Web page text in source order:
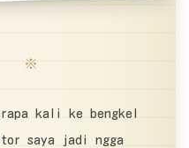
※
kali ke bengkel
saya jadi ngga